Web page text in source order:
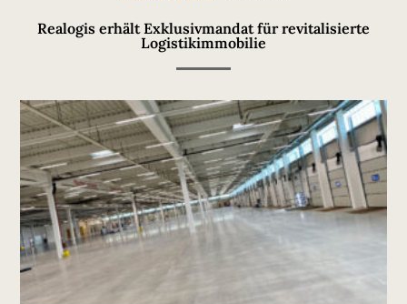
Realogis erhält Exklusivmandat für revitalisierte
Logistikimmobilie